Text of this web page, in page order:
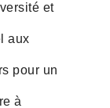
et
aux
pour un
à